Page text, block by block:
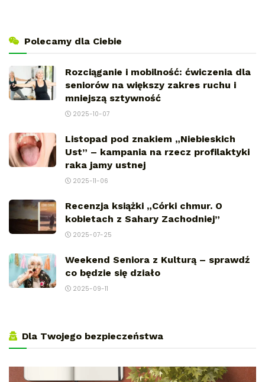
Polecamy dla Ciebie
Rozciąganie i mobilność: ćwiczenia dla
seniorów na większy zakres ruchu i
mniejszą sztywność
2025-10-07
Listopad pod znakiem „Niebieskich
Ust” – kampania na rzecz profilaktyki
raka jamy ustnej
2025-11-06
Recenzja książki „Córki chmur. O
kobietach z Sahary Zachodniej”
2025-07-25
Weekend Seniora z Kulturą – sprawdź
co będzie się działo
2025-09-11
Dla Twojego bezpieczeństwa